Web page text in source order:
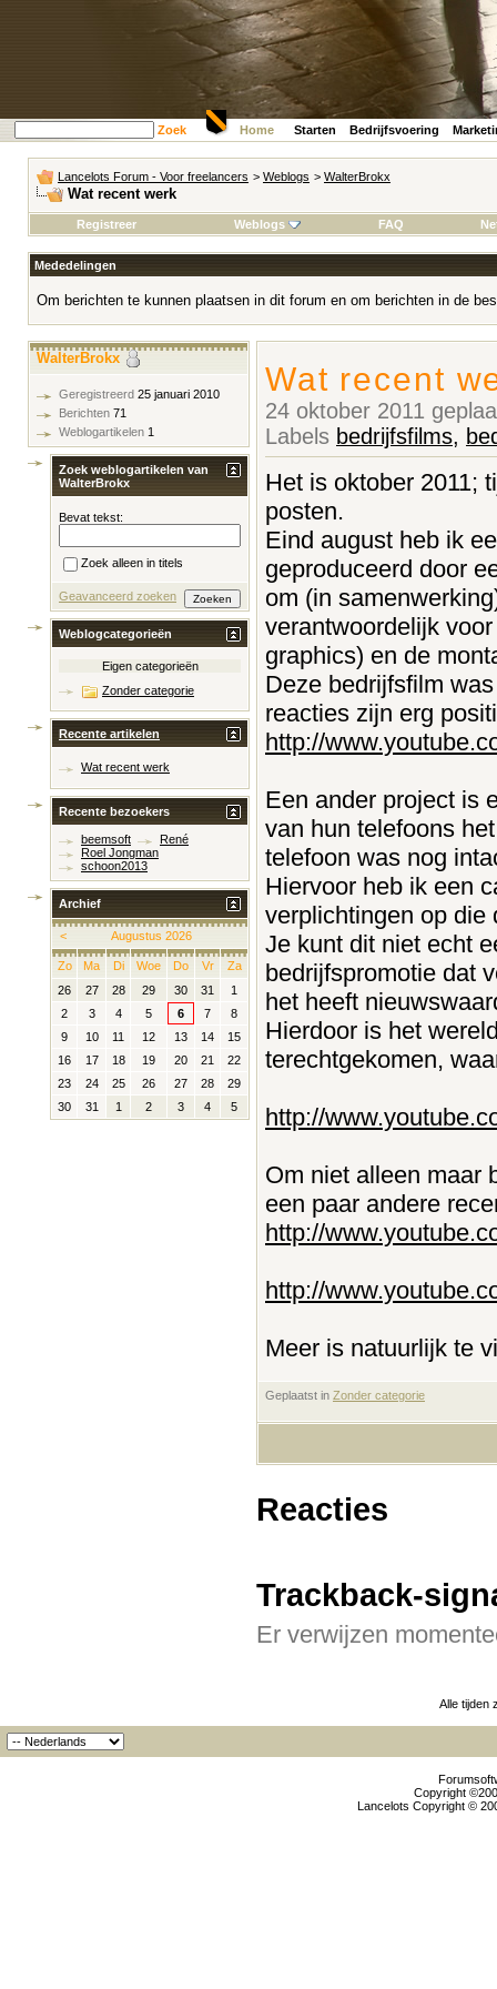
Zoek Home Starten Bedrijfsvoering
Lancelots Forum - Voor freelancers > Weblogs > WalterBrokx
Wat recent werk
Registreer Weblogs FAQ
Mededelingen
Om berichten te kunnen plaatsen in dit forum en om berichten in de
Wat recent
24 oktober 2011
Labels bedrijfsfilms,
Het is oktober 2011;
posten.
Eind august heb ik
geproduceerd door
om (in
verantwoordelijk
graphics) en de
Deze bedrijfsfilm
reacties zijn erg
http://
Een ander project is
van hun telefoons
telefoon was nog
Hiervoor heb ik een
verplichtingen op die
Je kunt dit niet echt
bedrijfspromotie dat
het heeft
Hierdoor is het
terechtgekomen,
http://
Om niet alleen maar
een paar andere
http://
http://
Meer is natuurlijk te
Geplaatst in Zonder categorie
Reacties
Trackback-
Er verwijzen
WalterBrokx
Geregistreerd 25 januari 2010
Berichten 71
Weblogartikelen 1
Zoek weblogartikelen van
WalterBrokx
Bevat tekst:
Zoek alleen in titels
Geavanceerd zoeken
Weblogcategorieën
Eigen categorieën
Zonder categorie
Recente artikelen
Wat recent werk
Recente bezoekers
beemsoft
René
Roel Jongman
schoon2013
Archief
< Augustus 2026
Zo Ma Di Woe Do Vr
Za
26
27 28 29 30 31
1
2
3 4 5 6 7
8
9
10 11 12 13 14
15
16
17 18 19 20 21
22
23
24 25 26 27 28
29
30
31 1 2 3 4 5
Alle tijden
Copyright
Lancelots Copyright ©